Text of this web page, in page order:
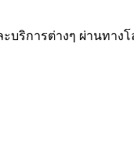
บริการต่างๆ ผ่านทาง